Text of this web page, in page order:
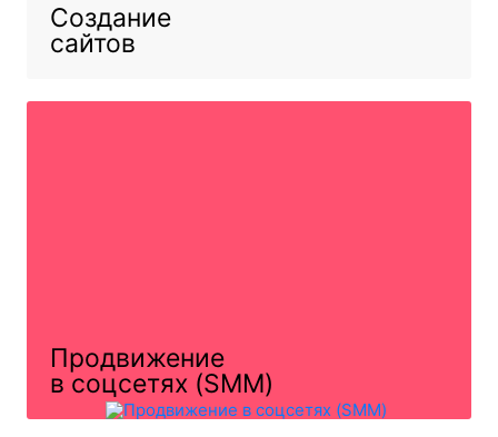
Создание
сайтов
Продвижение
в соцсетях (SMM)